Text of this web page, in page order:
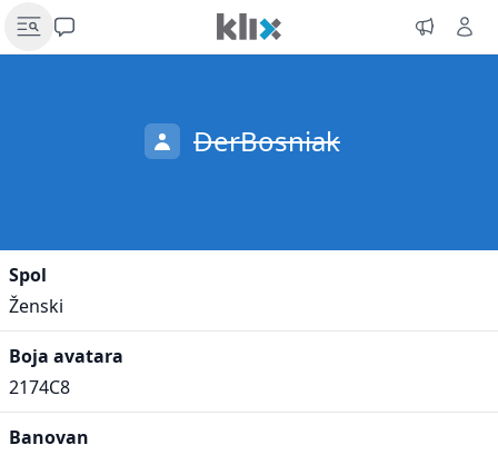
DerBosniak
Spol
Ženski
Boja avatara
2174C8
Banovan